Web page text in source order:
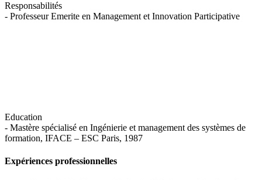
Responsabilités
- Professeur Emerite en Management et Innovation Participative
Education
- Mastère spécialisé en Ingénierie et management des systèmes de
formation, IFACE – ESC Paris, 1987
Expériences professionnelles